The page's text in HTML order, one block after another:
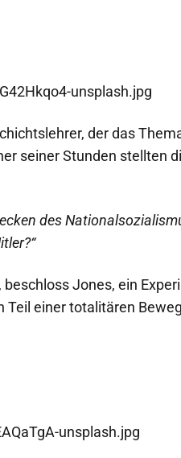
der das
seiner Stunden stellten
des
Jones, ein
einer totalitären